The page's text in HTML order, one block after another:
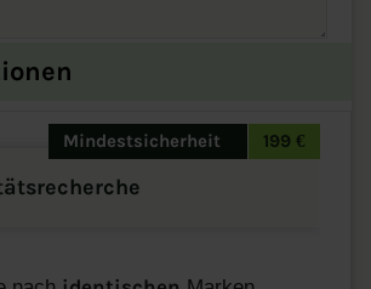
Mindestsicherheit 199 €